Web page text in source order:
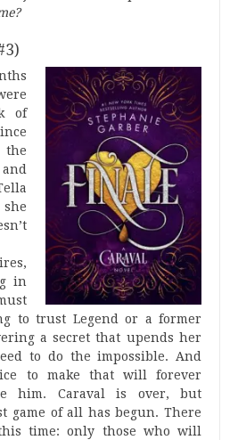
of
in
to trust Legend or a former
a secret that upends her
to do the impossible. And
to make that will forever
him. Caraval is over, but
game of all has begun. There
time: only those who will